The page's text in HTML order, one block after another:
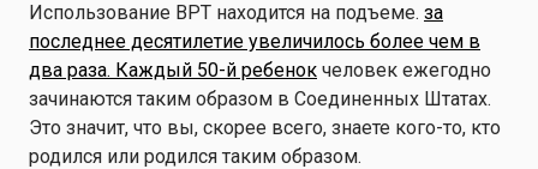
Использование ВРТ находится на подъеме. за
последнее десятилетие увеличилось более чем в
два раза. Каждый 50-й ребенок человек ежегодно
зачинаются таким образом в Соединенных Штатах.
Это значит, что вы, скорее всего, знаете кого-то, кто
родился или родился таким образом.